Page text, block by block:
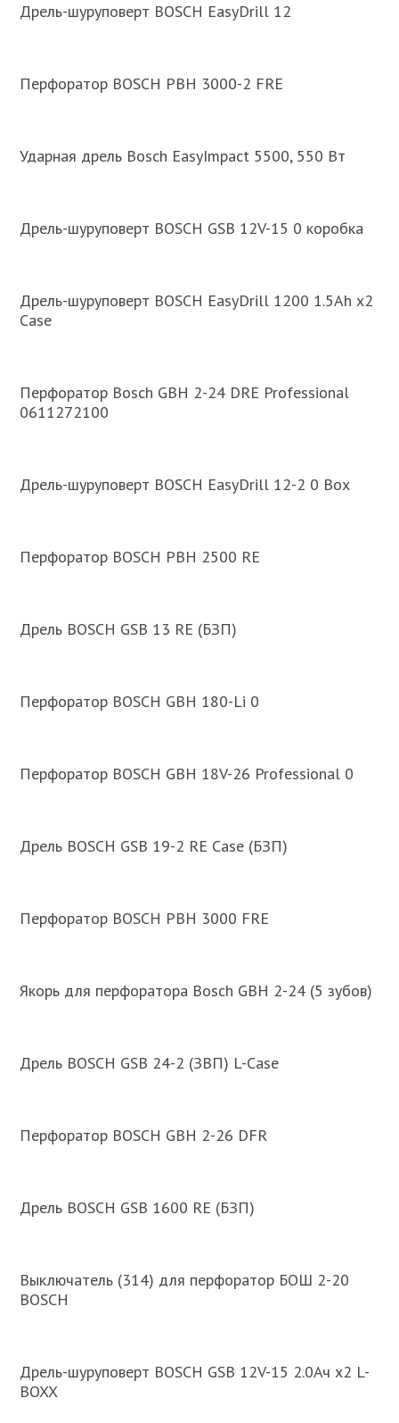
Дрель-шуруповерт BOSCH EasyDrill 12
Перфоратор BOSCH PBH 3000-2 FRE
Ударная дрель Bosch EasyImpact 5500, 550 Вт
Дрель-шуруповерт BOSCH GSB 12V-15 0 коробка
Дрель-шуруповерт BOSCH EasyDrill 1200 1.5Ah x2
Case
Перфоратор Bosch GBH 2-24 DRE Professional
0611272100
Дрель-шуруповерт BOSCH EasyDrill 12-2 0 Box
Перфоратор BOSCH PBH 2500 RE
Дрель BOSCH GSB 13 RE (БЗП)
Перфоратор BOSCH GBH 180-Li 0
Перфоратор BOSCH GBH 18V-26 Professional 0
Дрель BOSCH GSB 19-2 RE Case (БЗП)
Перфоратор BOSCH PBH 3000 FRE
Якорь для перфоратора Bosch GBH 2-24 (5 зубов)
Дрель BOSCH GSB 24-2 (ЗВП) L-Case
Перфоратор BOSCH GBH 2-26 DFR
Дрель BOSCH GSB 1600 RE (БЗП)
Выключатель (314) для перфоратор БОШ 2-20
BOSCH
Дрель-шуруповерт BOSCH GSB 12V-15 2.0Ач х2 L-
BOXX